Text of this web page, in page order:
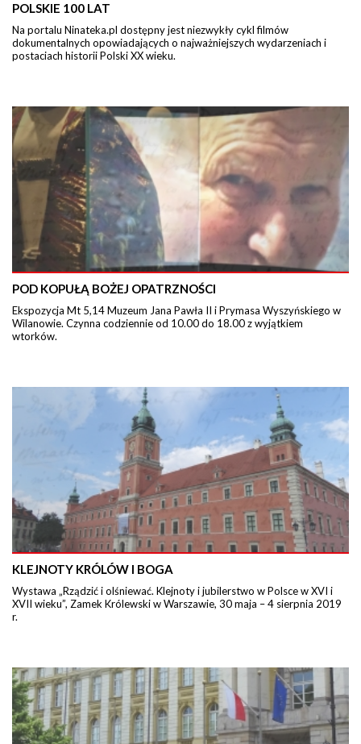
POLSKIE 100 LAT
Na portalu Ninateka.pl dostępny jest niezwykły cykl filmów
dokumentalnych opowiadających o najważniejszych wydarzeniach i
postaciach historii Polski XX wieku.
POD KOPUŁĄ BOŻEJ OPATRZNOŚCI
Ekspozycja Mt 5,14 Muzeum Jana Pawła II i Prymasa Wyszyńskiego w
Wilanowie. Czynna codziennie od 10.00 do 18.00 z wyjątkiem
wtorków.
KLEJNOTY KRÓLÓW I BOGA
Wystawa „Rządzić i olśniewać. Klejnoty i jubilerstwo w Polsce w XVI i
XVII wieku”, Zamek Królewski w Warszawie, 30 maja – 4 sierpnia 2019
r.